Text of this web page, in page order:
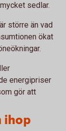
sedlar.
större än vad
ökat
energipriser
gör att
ihop